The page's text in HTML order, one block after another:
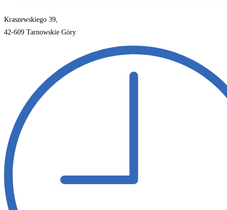
Kraszewskiego 39,
42-609 Tarnowskie Góry